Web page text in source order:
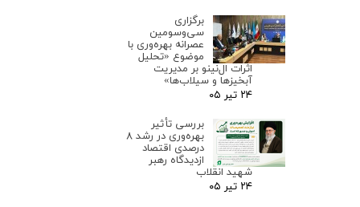
برگزاری
سی‌وسومین
عصرانه بهره‌وری با
موضوع «تحلیل
اثرات ال‌نینو بر مدیریت
آبخیزها و سیلاب‌ها»
۲۴ تیر ۰۵
بررسی تأثیر
بهره‌وری در رشد ۸
درصدی اقتصاد
ازدیدگاه رهبر
شهید انقلاب
۲۴ تیر ۰۵